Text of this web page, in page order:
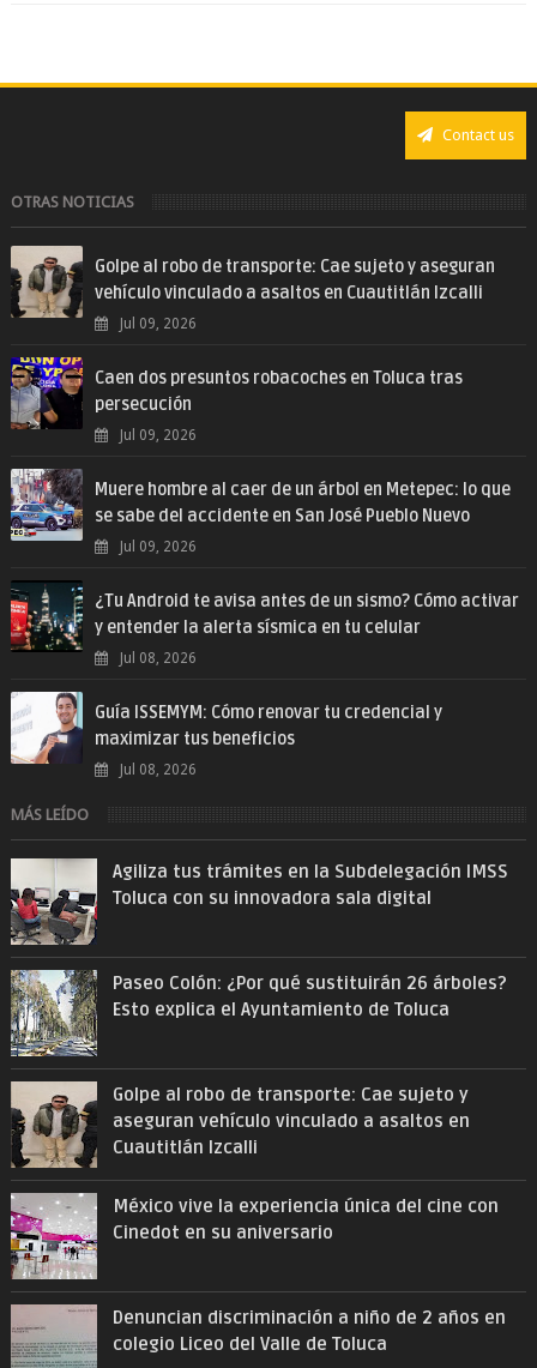
Contact us
OTRAS NOTICIAS
Golpe al robo de transporte: Cae sujeto y aseguran
vehículo vinculado a asaltos en Cuautitlán Izcalli
Jul 09, 2026
Caen dos presuntos robacoches en Toluca tras
persecución
Jul 09, 2026
Muere hombre al caer de un árbol en Metepec: lo que
se sabe del accidente en San José Pueblo Nuevo
Jul 09, 2026
¿Tu Android te avisa antes de un sismo? Cómo activar
y entender la alerta sísmica en tu celular
Jul 08, 2026
Guía ISSEMYM: Cómo renovar tu credencial y
maximizar tus beneficios
Jul 08, 2026
MÁS LEÍDO
Agiliza tus trámites en la Subdelegación IMSS
Toluca con su innovadora sala digital
Paseo Colón: ¿Por qué sustituirán 26 árboles?
Esto explica el Ayuntamiento de Toluca
Golpe al robo de transporte: Cae sujeto y
aseguran vehículo vinculado a asaltos en
Cuautitlán Izcalli
México vive la experiencia única del cine con
Cinedot en su aniversario
Denuncian discriminación a niño de 2 años en
colegio Liceo del Valle de Toluca